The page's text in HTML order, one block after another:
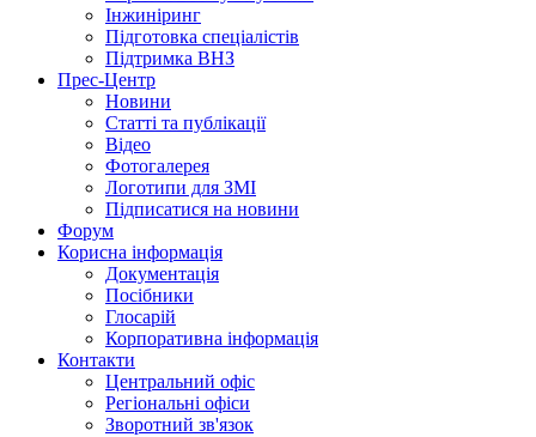
Інжиніринг
Підготовка спеціалістів
Підтримка ВНЗ
Прес-Центр
Новини
Статті та публікації
Відео
Фотогалерея
Логотипи для ЗМІ
Підписатися на новини
Форум
Корисна інформація
Документація
Посібники
Глосарій
Корпоративна інформація
Контакти
Центральний офіс
Регіональні офіси
Зворотний зв'язок